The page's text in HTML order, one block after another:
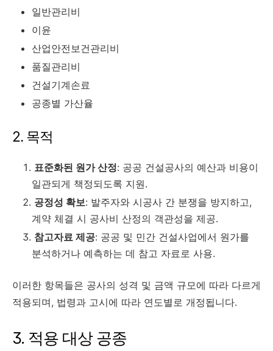
일반관리비
이윤
산업안전보건관리비
품질관리비
건설기계손료
공종별 가산율
2. 목적
표준화된 원가 산정: 공공 건설공사의 예산과 비용이
일관되게 책정되도록 지원.
공정성 확보: 발주자와 시공사 간 분쟁을 방지하고,
계약 체결 시 공사비 산정의 객관성을 제공.
참고자료 제공: 공공 및 민간 건설사업에서 원가를
분석하거나 예측하는 데 참고 자료로 사용.
이러한 항목들은 공사의 성격 및 금액 규모에 따라 다르게
적용되며, 법령과 고시에 따라 연도별로 개정됩니다.
3. 적용 대상 공종